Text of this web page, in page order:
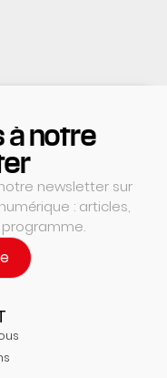
à notre
newsletter sur
: articles,